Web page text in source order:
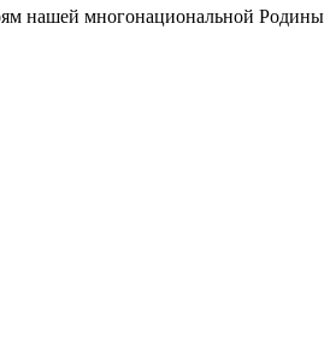
нашей многонациональной